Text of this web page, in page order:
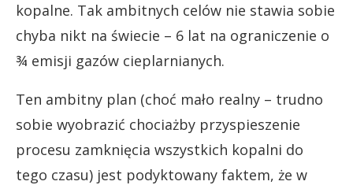
kopalne. Tak ambitnych celów nie stawia sobie
chyba nikt na świecie – 6 lat na ograniczenie o
¾ emisji gazów cieplarnianych.
Ten ambitny plan (choć mało realny – trudno
sobie wyobrazić chociażby przyspieszenie
procesu zamknięcia wszystkich kopalni do
tego czasu) jest podyktowany faktem, że w